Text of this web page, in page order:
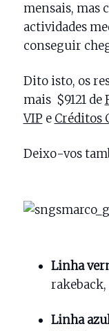
mensais, mas
actividades
conseguir
Dito isto, os
mais $9121 de
VIP e Créditos
Deixo-vos
Linha
rakeback,
Linha